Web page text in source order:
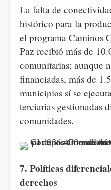
La falta de
histórico para la
el programa Caminos
Paz recibió más de
comunitarias; aunque
financiadas, más de
municipios sí se
terciarias gestionadas
comunidades.
7. Políticas
derechos